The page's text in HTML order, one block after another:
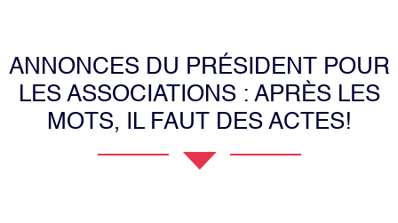
ANNONCES DU PRÉSIDENT POUR
LES ASSOCIATIONS : APRÈS LES
MOTS, IL FAUT DES ACTES!